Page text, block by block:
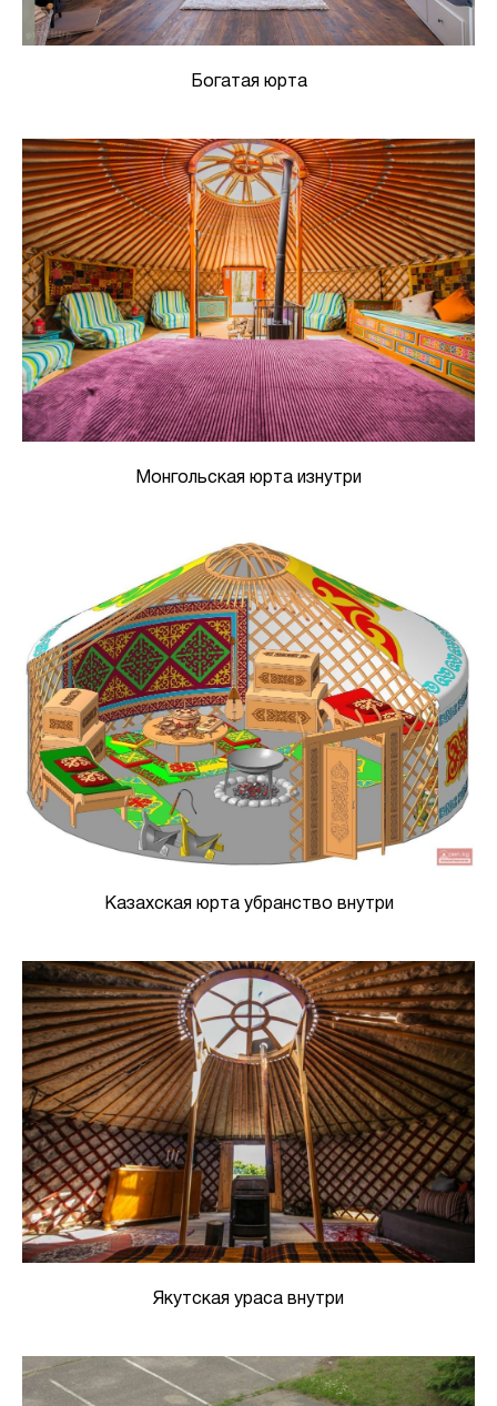
Богатая юрта
Монгольская юрта изнутри
Казахская юрта убранство внутри
Якутская ураса внутри